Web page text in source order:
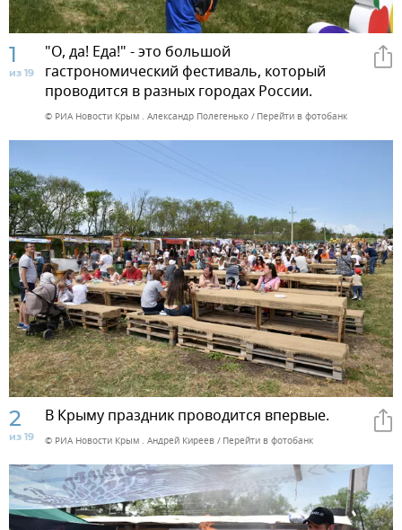
1
из 19
"О, да! Еда!" - это большой
гастрономический фестиваль, который
проводится в разных городах России.
© РИА Новости Крым . Александр Полегенько Перейти в фотобанк
2
из 19
В Крыму праздник проводится впервые.
© РИА Новости Крым . Андрей Киреев Перейти в фотобанк